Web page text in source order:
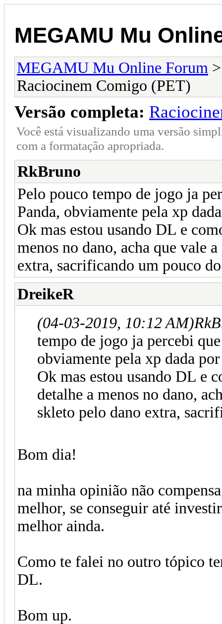
MEGAMU Mu
MEGAMU Mu Online Forum
Raciocinem Comigo (PET)
Versão completa:
Você está visualizando uma versão
com a formatação apropriada.
RkBruno
Pelo pouco tempo de jogo ja
Panda, obviamente pela xp
Ok mas estou usando DL e
menos no dano, acha que vale
extra, sacrificando um pouco
DreikeR
(04-03-2019, 10:12 AM)
tempo de jogo ja percebi
obviamente pela xp dada
Ok mas estou usando DL e
detalhe a menos no dano,
skleto pelo dano extra,
Bom dia!
na minha opinião não
melhor, se conseguir até
melhor ainda.
Como te falei no outro tópico
DL.
Bom up.